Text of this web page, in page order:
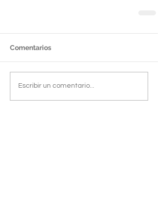
Comentarios
Escribir un comentario...